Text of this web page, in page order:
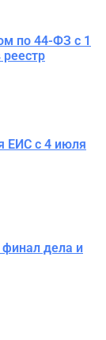
по 44-ФЗ с 1
ЕИС с 4 июля
дела и